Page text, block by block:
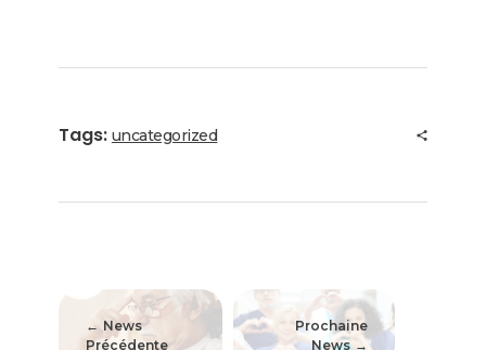
Tags: uncategorized
News
Précédente
Prochaine
News